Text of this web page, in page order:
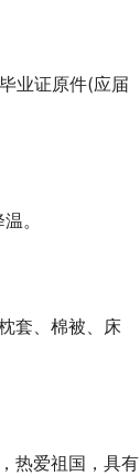
业证原件(应届
。
套、棉被、床
热爱祖国，具有